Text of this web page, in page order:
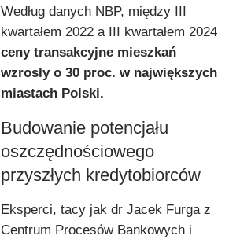
Według danych NBP, między III
kwartałem 2022 a III kwartałem 2024
ceny transakcyjne mieszkań
wzrosły o 30 proc. w największych
miastach Polski.
Budowanie potencjału
oszczędnościowego
przyszłych kredytobiorców
Eksperci, tacy jak dr Jacek Furga z
Centrum Procesów Bankowych i